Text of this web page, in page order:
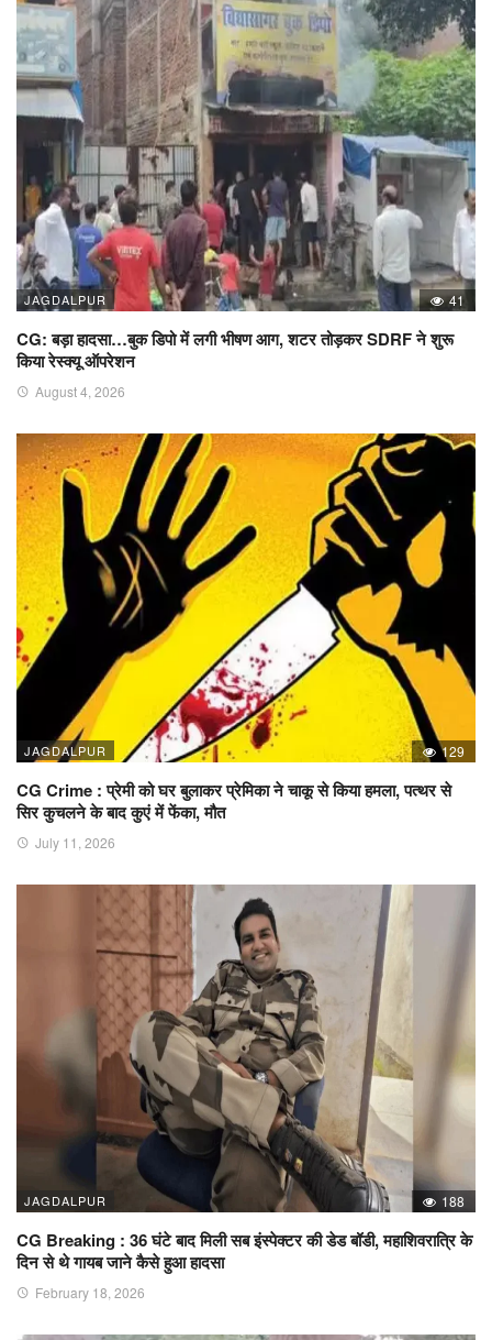
JAGDALPUR 41
CG: बड़ा हादसा…बुक डिपो में लगी भीषण आग, शटर तोड़कर SDRF ने शुरू
किया रेस्क्यू ऑपरेशन
August 4, 2026
JAGDALPUR 129
CG Crime : प्रेमी को घर बुलाकर प्रेमिका ने चाकू से किया हमला, पत्थर से
सिर कुचलने के बाद कुएं में फेंका, मौत
July 11, 2026
JAGDALPUR 188
CG Breaking : 36 घंटे बाद मिली सब इंस्पेक्टर की डेड बॉडी, महाशिवरात्रि के
दिन से थे गायब जाने कैसे हुआ हादसा
February 18, 2026